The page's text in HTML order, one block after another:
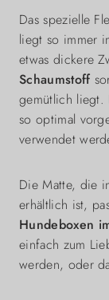
Das spezielle
liegt so immer
etwas dickere
Schaumstoff
gemütlich liegt.
so optimal
verwendet
Die Matte, die
erhältlich ist,
Hundeboxen
einfach zum
werden, oder